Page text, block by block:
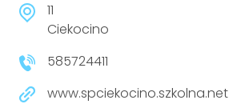
11
Ciekocino
585724411
www.spciekocino.szkolna.net